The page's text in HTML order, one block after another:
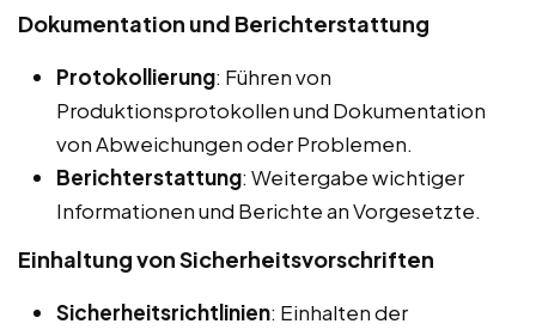
Dokumentation und Berichterstattung
Protokollierung: Führen von
Produktionsprotokollen und Dokumentation
von Abweichungen oder Problemen.
Berichterstattung: Weitergabe wichtiger
Informationen und Berichte an Vorgesetzte.
Einhaltung von Sicherheitsvorschriften
Sicherheitsrichtlinien: Einhalten der